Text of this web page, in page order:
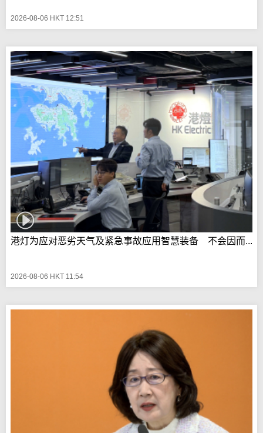
2026-08-06 HKT 12:51
港灯为应对恶劣天气及紧急事故应用智慧装备 不会因而...
2026-08-06 HKT 11:54